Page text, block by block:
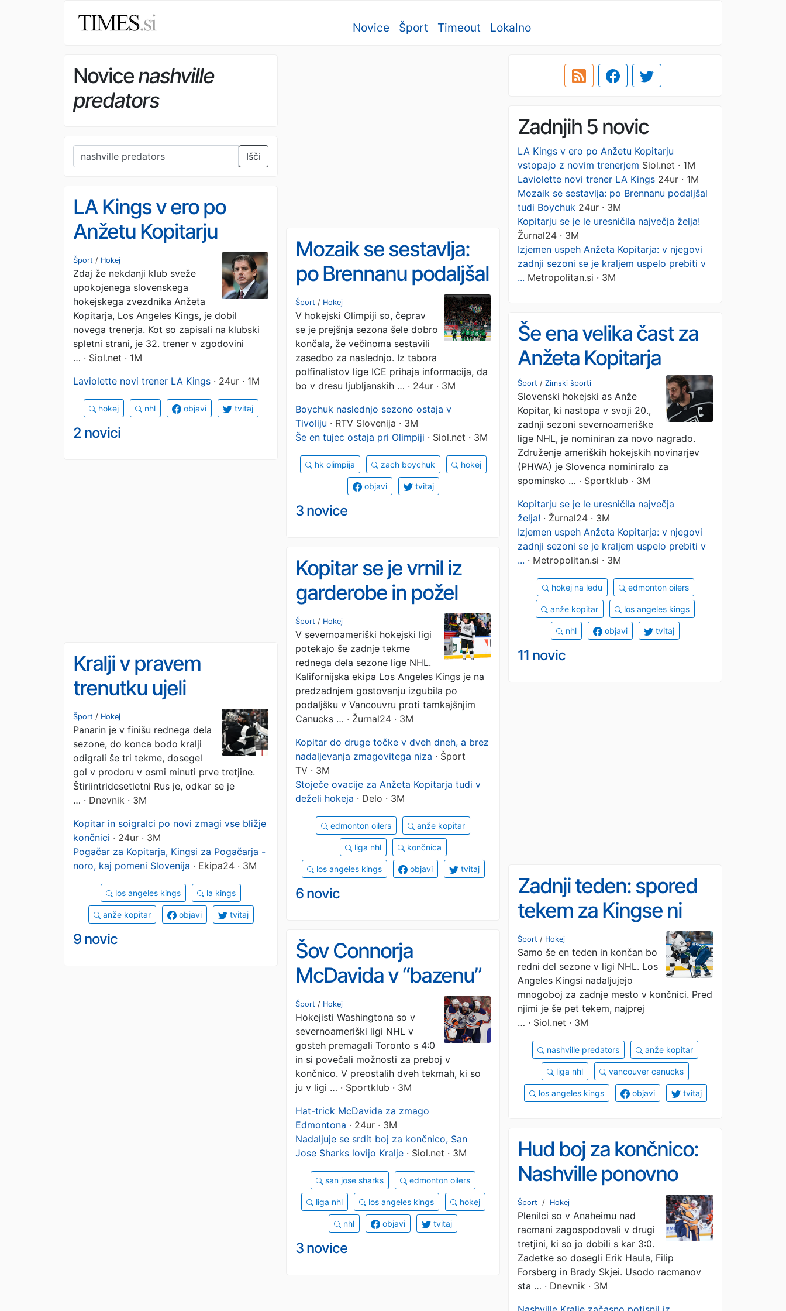
Novice Šport Timeout Lokalno
Novicenashville
predators
Išči
Zadnjih 5 novic
LA Kings v ero po Anžetu Kopitarju
vstopajo z novim trenerjem Siol.net · 1M
Laviolette novi trener LA Kings 24ur · 1M
Mozaik se sestavlja: po Brennanu podaljšal
tudi Boychuk 24ur · 3M
Kopitarju se je le uresničila največja želja!
Žurnal24 · 3M
Izjemen uspeh Anžeta Kopitarja: v njegovi
zadnji sezoni se je kraljem uspelo prebiti v
... Metropolitan.si · 3M
LA Kings v ero po
Anžetu Kopitarju
vstopajo z novim
trenerjem
Šport / Hokej
Zdaj že nekdanji klub sveže
upokojenega slovenskega
hokejskega zvezdnika Anžeta
Kopitarja, Los Angeles Kings, je dobil
novega trenerja. Kot so zapisali na klubski
spletni strani, je 32. trener v zgodovini
… · Siol.net · 1M
Laviolette novi trener LA Kings · 24ur · 1M
hokej nhl objavi tvitaj
2 novici
Mozaik se sestavlja:
po Brennanu podaljšal
tudi Boychuk
Šport / Hokej
V hokejski Olimpiji so, čeprav
se je prejšnja sezona šele dobro
končala, že večinoma sestavili
zasedbo za naslednjo. Iz tabora
polfinalistov lige ICE prihaja informacija, da
bo v dresu ljubljanskih … · 24ur · 3M
Boychuk naslednjo sezono ostaja v
Tivoliju · RTV Slovenija · 3M
Še en tujec ostaja pri Olimpiji · Siol.net · 3M
hk olimpija zach boychuk hokej
objavi tvitaj
3 novice
Še ena velika čast za
Anžeta Kopitarja
Šport / Zimski športi
Slovenski hokejski as Anže
Kopitar, ki nastopa v svoji 20.,
zadnji sezoni severnoameriške
lige NHL, je nominiran za novo nagrado.
Združenje ameriških hokejskih novinarjev
(PHWA) je Slovenca nominiralo za
spominsko … · Sportklub · 3M
Kopitarju se je le uresničila največja
želja! · Žurnal24 · 3M
Izjemen uspeh Anžeta Kopitarja: v njegovi
zadnji sezoni se je kraljem uspelo prebiti v
... · Metropolitan.si · 3M
hokej na ledu edmonton oilers
anže kopitar los angeles kings
nhl objavi tvitaj
11 novic
Kopitar se je vrnil iz
garderobe in požel
stoječe ovacije
Šport / Hokej
V severnoameriški hokejski ligi
potekajo še zadnje tekme
rednega dela sezone lige NHL.
Kalifornijska ekipa Los Angeles Kings je na
predzadnjem gostovanju izgubila po
podaljšku v Vancouvru proti tamkajšnjim
Canucks … · Žurnal24 · 3M
Kopitar do druge točke v dveh dneh, a brez
nadaljevanja zmagovitega niza · Šport
TV · 3M
Stoječe ovacije za Anžeta Kopitarja tudi v
deželi hokeja · Delo · 3M
edmonton oilers anže kopitar
liga nhl končnica
los angeles kings objavi tvitaj
6 novic
Kralji v pravem
trenutku ujeli
zmagovito formo
Šport / Hokej
Panarin je v finišu rednega dela
sezone, do konca bodo kralji
odigrali še tri tekme, dosegel
gol v prodoru v osmi minuti prve tretjine.
Štiriintridesetletni Rus je, odkar se je
… · Dnevnik · 3M
Kopitar in soigralci po novi zmagi vse bližje
končnici · 24ur · 3M
Pogačar za Kopitarja, Kingsi za Pogačarja -
noro, kaj pomeni Slovenija · Ekipa24 · 3M
los angeles kings la kings
anže kopitar objavi tvitaj
9 novic
Zadnji teden: spored
tekem za Kingse ni
zahteven
Šport / Hokej
Samo še en teden in končan bo
redni del sezone v ligi NHL. Los
Angeles Kingsi nadaljujejo
mnogoboj za zadnje mesto v končnici. Pred
njimi je še pet tekem, najprej
… · Siol.net · 3M
nashville predators anže kopitar
liga nhl vancouver canucks
los angeles kings objavi tvitaj
Šov Connorja
McDavida v “bazenu”
morskih psov
Šport / Hokej
Hokejisti Washingtona so v
severnoameriški ligi NHL v
gosteh premagali Toronto s 4:0
in si povečali možnosti za preboj v
končnico. V preostalih dveh tekmah, ki so
ju v ligi … · Sportklub · 3M
Hat-trick McDavida za zmago
Edmontona · 24ur · 3M
Nadaljuje se srdit boj za končnico, San
Jose Sharks lovijo Kralje · Siol.net · 3M
san jose sharks edmonton oilers
liga nhl los angeles kings hokej
nhl objavi tvitaj
3 novice
Hud boj za končnico:
Nashville ponovno
pred Los Angelesom
Šport / Hokej
Plenilci so v Anaheimu nad
racmani zagospodovali v drugi
tretjini, ki so jo dobili s kar 3:0.
Zadetke so dosegli Erik Haula, Filip
Forsberg in Brady Skjei. Usodo racmanov
sta … · Dnevnik · 3M